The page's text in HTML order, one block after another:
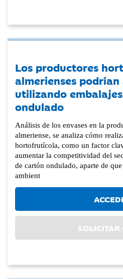
Los productores
almerienses
utilizando
ondulado
Análisis de los envases en la
almeriense, se analiza cómo
hortofrutícola, como un factor
aumentar la competitividad del
de cartón ondulado, aparte de
ambient
SOLICITAR